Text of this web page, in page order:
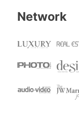
Network